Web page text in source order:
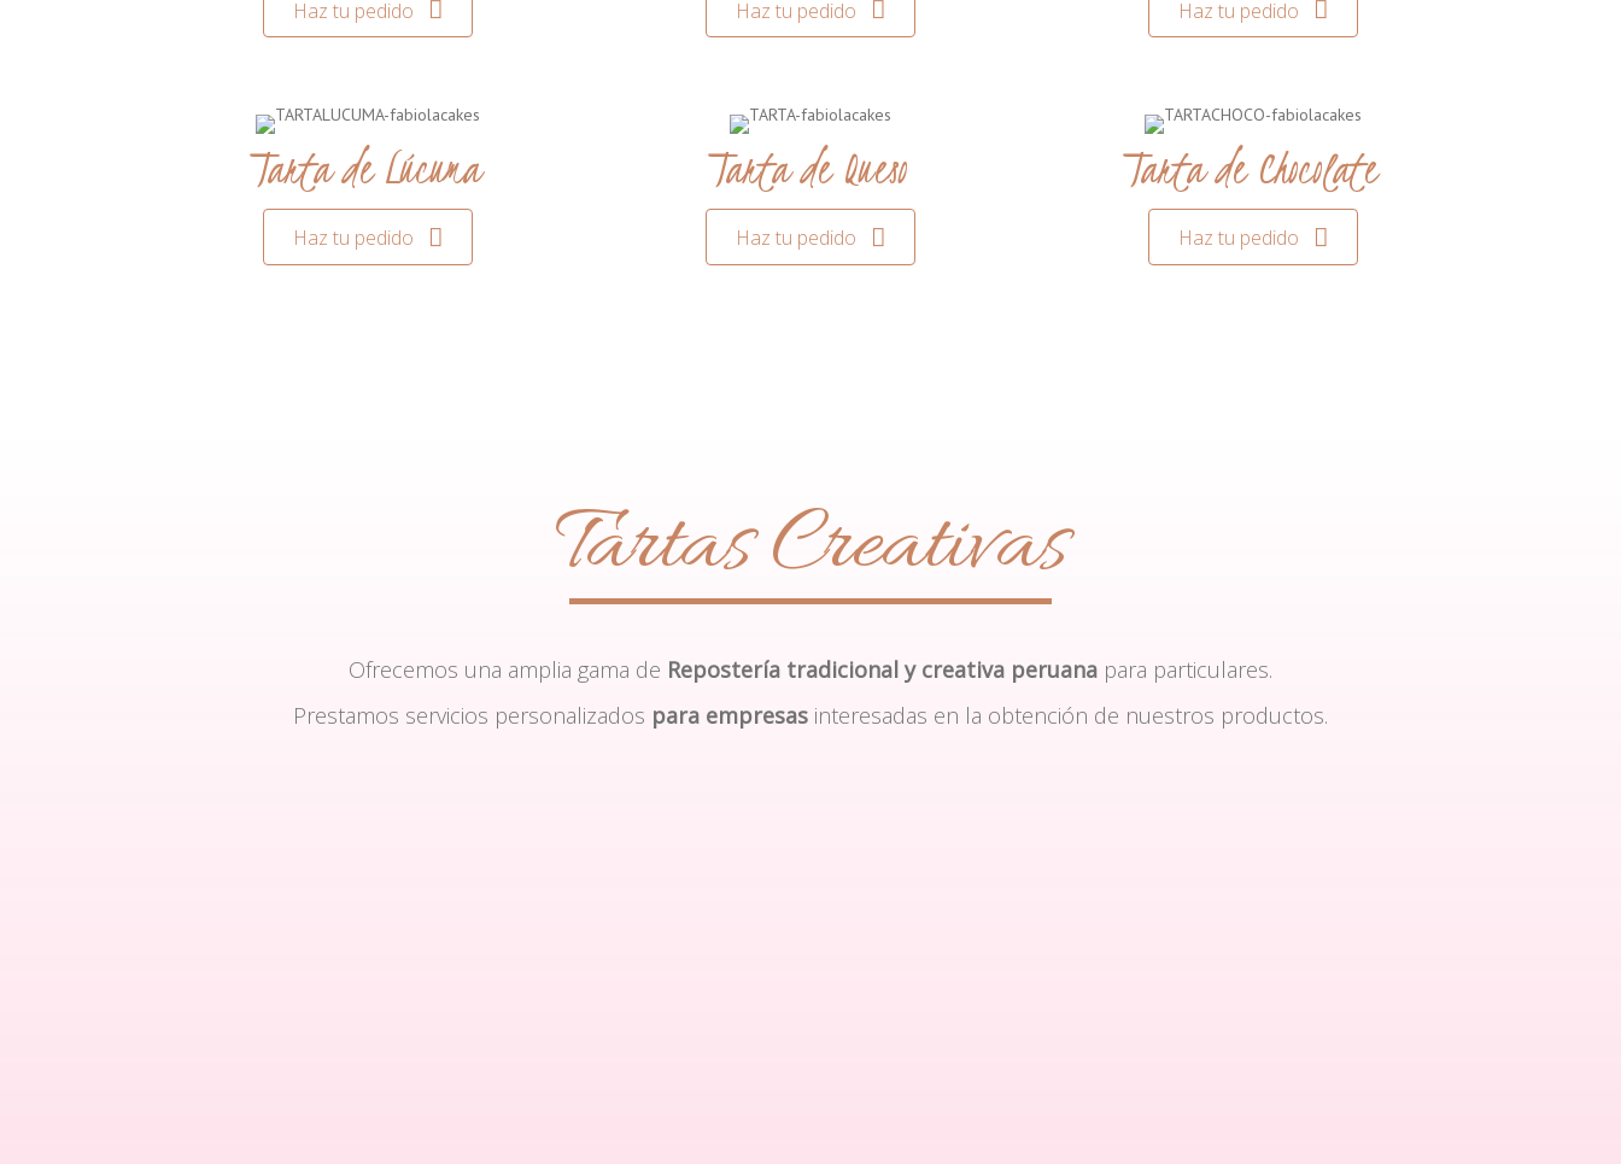
Haz tu pedido Haz tu pedido Haz tu pedido
Tarta de Lúcuma
Haz tu pedido
Tarta de Queso
Haz tu pedido
Tarta de Chocolate
Haz tu pedido
Tartas Creativas
Ofrecemos una amplia gama de Repostería tradicional y creativa peruana para particulares.
Prestamos servicios personalizados para empresas interesadas en la obtención de nuestros productos.